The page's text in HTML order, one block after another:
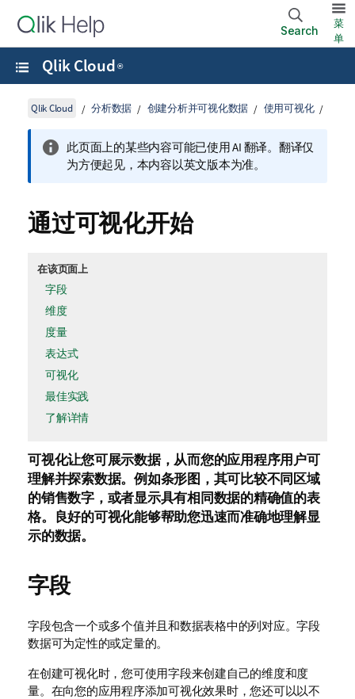
Search
菜
单
Qlik Cloud ®
Qlik Cloud 分析数据 创建分析并可视化数据 使用可视化
此页面上的某些内容可能已使用 AI 翻译。翻译仅
为方便起见，本内容以英文版本为准。
通过可视化开始
在该页面上
字段
维度
度量
表达式
可视化
最佳实践
了解详情
可视化让您可展示数据，从而您的应用程序用户可
理解并探索数据。例如条形图，其可比较不同区域
的销售数字，或者显示具有相同数据的精确值的表
格。良好的可视化能够帮助您迅速而准确地理解显
示的数据。
字段
字段包含一个或多个值并且和数据表格中的列对应。字段
数据可为定性的或定量的。
在创建可视化时，您可使用字段来创建自己的维度和度
量。在向您的应用程序添加可视化效果时，您还可以以不